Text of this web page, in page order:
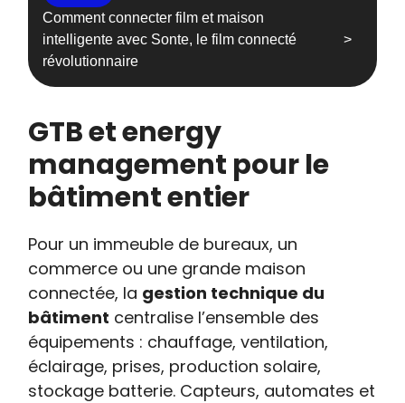
Comment connecter film et maison
intelligente avec Sonte, le film connecté
révolutionnaire
GTB et energy
management pour le
bâtiment entier
Pour un immeuble de bureaux, un
commerce ou une grande maison
connectée, la gestion technique du
bâtiment centralise l’ensemble des
équipements : chauffage, ventilation,
éclairage, prises, production solaire,
stockage batterie. Capteurs, automates et